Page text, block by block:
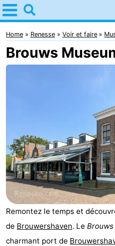
Home
Renesse
Astuces
nuit
-
Port
Greve
-
Zeeuwse
Kust
Campings
Chambre
d'hôtes
Chaumières
Home Renesse Voir et faire
Brouws
Remontez le temps et
de Brouwershaven. Le
charmant port de